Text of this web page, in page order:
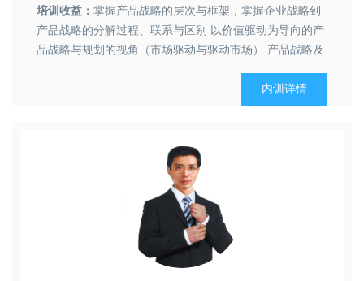
培训收益： 掌握产品战略的层次与框架，掌握企业战略到
产品战略的分解过程、联系与区别 以价值驱动为导向的产
品战略与规划的视角（市场驱动与驱动市场） 产品战略及
内训详情